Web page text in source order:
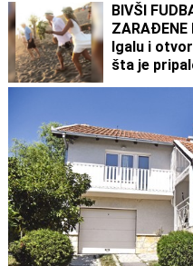
BIVŠI
Igalu i
šta je